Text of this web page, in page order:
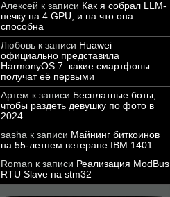
Алексей к записи Как я собрал LLM-
печку на 4 GPU, и на что она
способна
Любовь к записи Huawei
официально представила
HarmonyOS 7: какие смартфоны
получат её первыми
Артем к записи Бесплатные боты,
чтобы раздеть девушку по фото в
2024
sasha к записи Майнинг биткоинов
на 55-летнем ветеране IBM 1401
Roman к записи Реализация ModBus
RTU Slave на stm32